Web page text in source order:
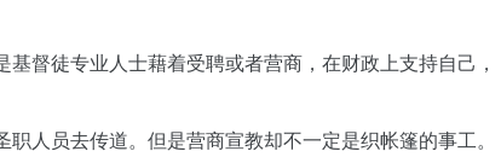
督徒专业人士藉着受聘或者营商，在财政上支持自己，
人员去传道。但是营商宣教却不一定是织帐篷的事工。